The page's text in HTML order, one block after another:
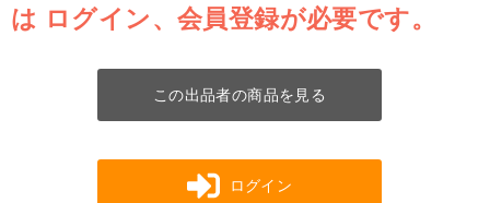
は ログイン、会員登録が必要です。
この出品者の商品を見る
ログイン